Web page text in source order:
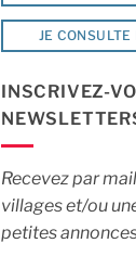
JE
INSCRIVEZ-
Recevez par
villages et/ou
petites